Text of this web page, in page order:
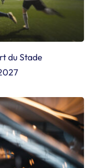
du Stade